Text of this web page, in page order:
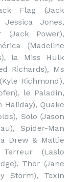
Flag (Jack
Jones,
(Jack Power),
(Madeline
la Miss Hulk
Richards), Ms
Richmond),
le Paladin,
Haliday), Quake
Solo (Jason
Spider-Man
Drew & Mattie
(Laslo
Thor (Jane
Storm), Toxin